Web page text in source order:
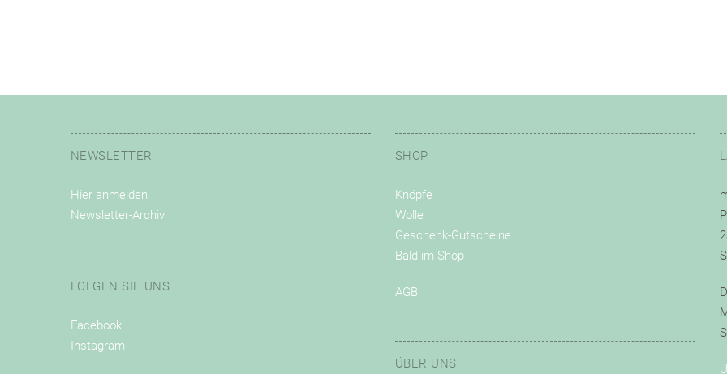
NEWSLETTER
Hier anmelden
Newsletter-Archiv
FOLGEN SIE UNS
Facebook
Instagram
SHOP
Knöpfe
Wolle
Geschenk-Gutscheine
Bald im Shop
AGB
ÜBER UNS